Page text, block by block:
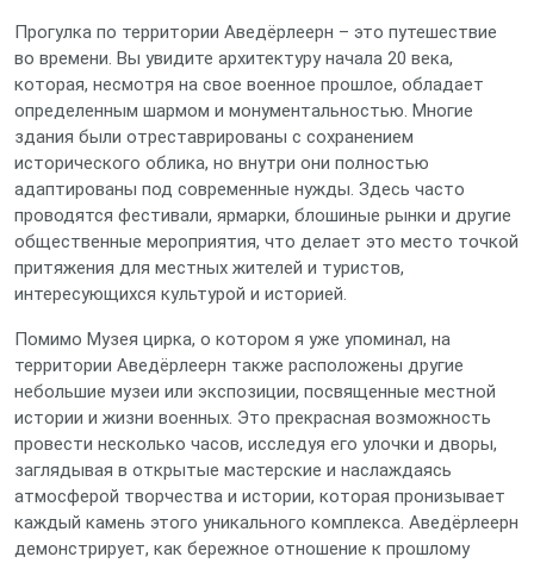
Прогулка по территории Аведёрлеерн – это путешествие
во времени. Вы увидите архитектуру начала 20 века,
которая, несмотря на свое военное прошлое, обладает
определенным шармом и монументальностью. Многие
здания были отреставрированы с сохранением
исторического облика, но внутри они полностью
адаптированы под современные нужды. Здесь часто
проводятся фестивали, ярмарки, блошиные рынки и другие
общественные мероприятия, что делает это место точкой
притяжения для местных жителей и туристов,
интересующихся культурой и историей.
Помимо Музея цирка, о котором я уже упоминал, на
территории Аведёрлеерн также расположены другие
небольшие музеи или экспозиции, посвященные местной
истории и жизни военных. Это прекрасная возможность
провести несколько часов, исследуя его улочки и дворы,
заглядывая в открытые мастерские и наслаждаясь
атмосферой творчества и истории, которая пронизывает
каждый камень этого уникального комплекса. Аведёрлеерн
демонстрирует, как бережное отношение к прошлому